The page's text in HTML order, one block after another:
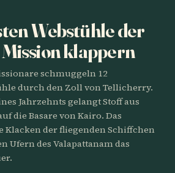
Webstühle der
klappern
schmuggeln 12
durch den Zoll von Tellicherry.
Jahrzehnts gelangt Stoff aus
die Basare von Kairo. Das
Klacken der fliegenden Schiffchen
Ufern des Valapattanam das